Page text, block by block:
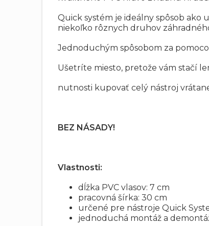
Quick systém je ideálny spôsob ako
niekoľko rôznych druhov
Jednoduchým spôsobom za
Ušetríte miesto, pretože vám stačí
nutnosti kupovať celý nástroj
BEZ NÁSADY!
Vlastnosti:
dĺžka PVC vlasov: 7 cm
pracovná šírka: 30 cm
určené pre nástroje Quick
jednoduchá montáž a